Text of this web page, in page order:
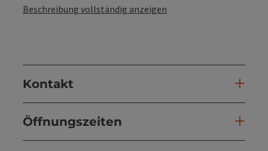
Beschreibung vollständig anzeigen
Kontakt
Öffnungszeiten